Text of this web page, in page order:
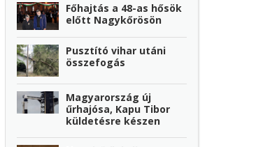
Főhajtás a 48-as hősök
előtt Nagykőrösön
Pusztító vihar utáni
összefogás
Magyarország új
űrhajósa, Kapu Tibor
küldetésre készen